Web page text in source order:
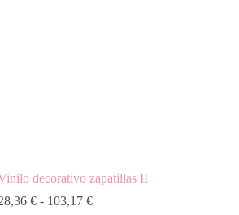
decorativo zapatillas II
€ - 103,17€